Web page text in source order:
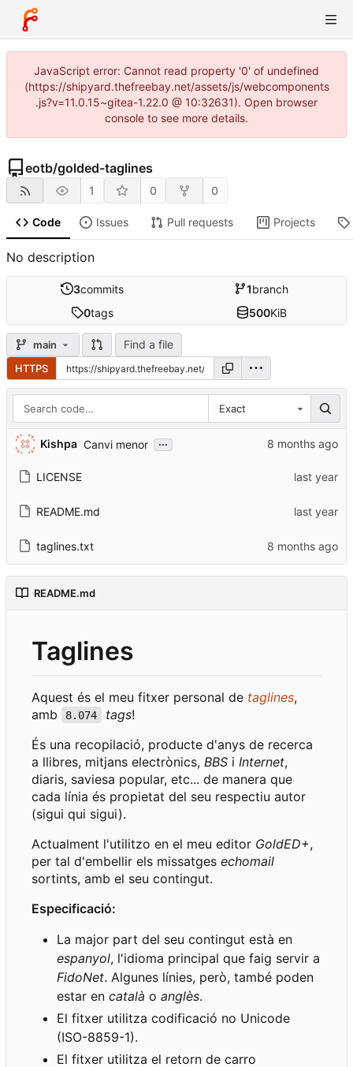
JavaScript error: Cannot read property '0' of undefined
(https://shipyard.thefreebay.net/assets/js/webcomponents
.js?v=11.0.15~gitea-1.22.0 @ 10:32631). Open browser
console to see more details.
eotb/golded-taglines
1 0 0
Code Issues Pull requests Projects
No description
3commits 1branch
0tags 500KiB
main Find a file
HTTPS
Exact
Kishpa Canvi menor ...
LICENSE
README.md
taglines.txt
README.md
Taglines
Aquest és el meu fitxer personal de taglines,
amb
8.074 tags!
És una recopilació, producte d'anys de recerca
a llibres, mitjans electrònics, BBS i Internet,
diaris, saviesa popular, etc... de manera que
cada línia és propietat del seu respectiu autor
(sigui qui sigui).
Actualment l'utilitzo en el meu editor GoldED+,
per tal d'embellir els missatges echomail
sortints, amb el seu contingut.
Especificació:
La major part del seu contingut està en
espanyol, l'idioma principal que faig servir a
FidoNet. Algunes línies, però, també poden
estar en català o anglès.
El fitxer utilitza codificació no Unicode
(ISO-8859-1).
El fitxer utilitza el retorn de carro